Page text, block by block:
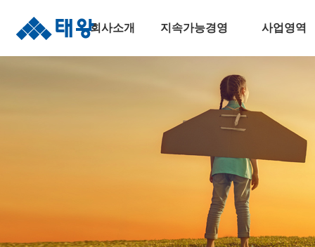
회사소개 지속가능경영
지속가능경영
안전보건경영
윤리준법경영
사회공헌활동CSR
사업영역
건축사업
산업&환경설비
해외건설사업